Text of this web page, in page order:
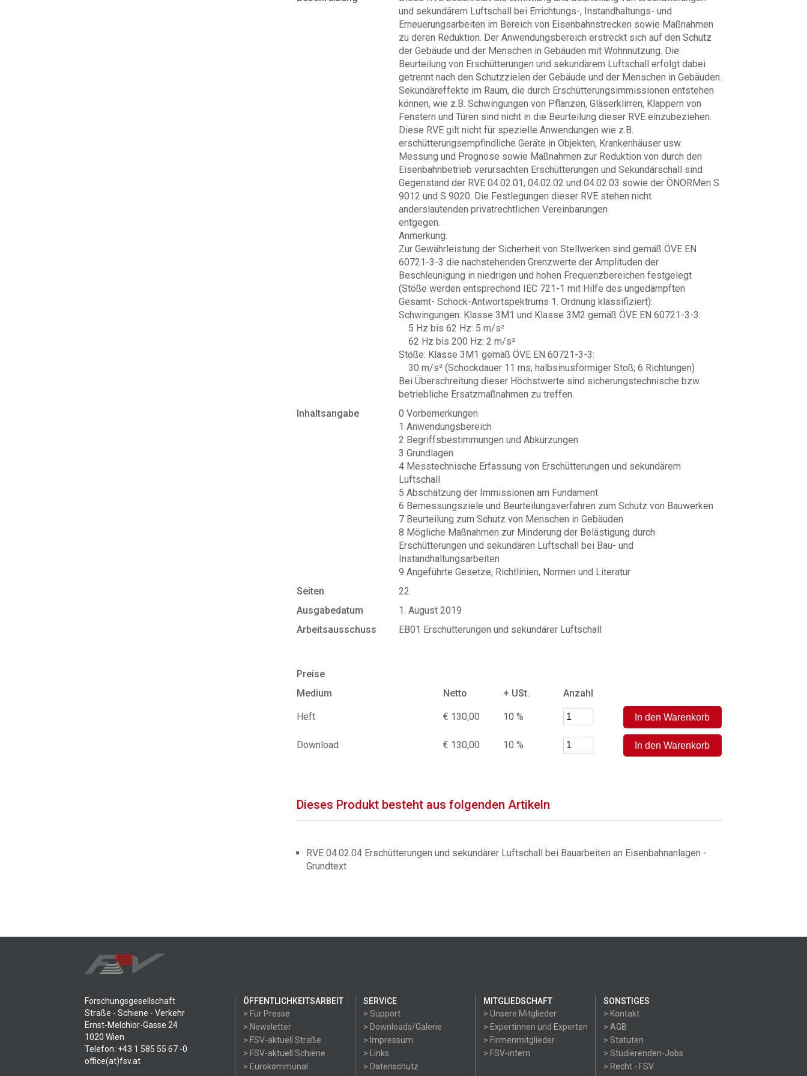
und sekundärem Luftschall bei Errichtungs-, Instandhaltungs- und
Erneuerungsarbeiten im Bereich von Eisenbahnstrecken sowie Maßnahmen
zu deren Reduktion. Der Anwendungsbereich erstreckt sich auf den Schutz
der Gebäude und der Menschen in Gebäuden mit Wohnnutzung. Die
Beurteilung von Erschütterungen und sekundärem Luftschall erfolgt dabei
getrennt nach den Schutzzielen der Gebäude und der Menschen in Gebäuden.
Sekundäreffekte im Raum, die durch Erschütterungsimmissionen entstehen
können, wie z.B. Schwingungen von Pflanzen, Gläserklirren, Klappern von
Fenstern und Türen sind nicht in die Beurteilung dieser RVE einzubeziehen.
Diese RVE gilt nicht für spezielle Anwendungen wie z.B.
erschütterungsempfindliche Geräte in Objekten, Krankenhäuser usw.
Messung und Prognose sowie Maßnahmen zur Reduktion von durch den
Eisenbahnbetrieb verursachten Erschütterungen und Sekundärschall sind
Gegenstand der RVE 04.02.01, 04.02.02 und 04.02.03 sowie der ÖNORMen S
9012 und S 9020. Die Festlegungen dieser RVE stehen nicht
anderslautenden privatrechtlichen Vereinbarungen
entgegen.
Anmerkung:
Zur Gewährleistung der Sicherheit von Stellwerken sind gemäß ÖVE EN
60721-3-3 die nachstehenden Grenzwerte der Amplituden der
Beschleunigung in niedrigen und hohen Frequenzbereichen festgelegt
(Stöße werden entsprechend IEC 721-1 mit Hilfe des ungedämpften
Gesamt- Schock-Antwortspektrums 1. Ordnung klassifiziert):
Schwingungen: Klasse 3M1 und Klasse 3M2 gemäß ÖVE EN 60721-3-3:
5 Hz bis 62 Hz: 5 m/s²
62 Hz bis 200 Hz: 2 m/s²
Stöße: Klasse 3M1 gemäß ÖVE EN 60721-3-3:
30 m/s² (Schockdauer 11 ms; halbsinusförmiger Stoß; 6 Richtungen)
Bei Überschreitung dieser Höchstwerte sind sicherungstechnische bzw.
betriebliche Ersatzmaßnahmen zu treffen.
Inhaltsangabe
0 Vorbemerkungen
1 Anwendungsbereich
2 Begriffsbestimmungen und Abkürzungen
3 Grundlagen
4 Messtechnische Erfassung von Erschütterungen und sekundärem
Luftschall
5 Abschätzung der Immissionen am Fundament
6 Bemessungsziele und Beurteilungsverfahren zum Schutz von Bauwerken
7 Beurteilung zum Schutz von Menschen in Gebäuden
8 Mögliche Maßnahmen zur Minderung der Belästigung durch
Erschütterungen und sekundären Luftschall bei Bau- und
Instandhaltungsarbeiten
9 Angeführte Gesetze, Richtlinien, Normen und Literatur
Seiten
22
Ausgabedatum
1. August 2019
Arbeitsausschuss
EB01 Erschütterungen und sekundärer Luftschall
Preise
Medium
Netto + USt. Anzahl
Heft € 130,00 10 %
Download € 130,00 10 %
Dieses Produkt besteht aus folgenden Artikeln
RVE 04.02.04 Erschütterungen und sekundärer Luftschall bei Bauarbeiten an Eisenbahnanlagen -
Grundtext
Forschungsgesellschaft
Straße - Schiene - Verkehr
Ernst-Melchior-Gasse 24
1020 Wien
Telefon: +43 1 585 55 67 -0
office(at)fsv.at
ÖFFENTLICHKEITSARBEIT
> Für Presse
> Newsletter
> FSV-aktuell Straße
> FSV-aktuell Schiene
> Eurokommunal
SERVICE
> Support
> Downloads/Galerie
> Impressum
> Links
> Datenschutz
MITGLIEDSCHAFT
> Unsere Mitglieder
> Expertinnen und Experten
> Firmenmitglieder
> FSV-intern
SONSTIGES
> Kontakt
> AGB
> Statuten
> Studierenden-Jobs
> Recht - FSV